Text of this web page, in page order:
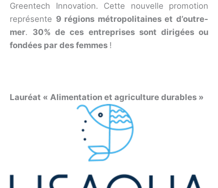
Greentech Innovation. Cette nouvelle promotion
représente 9 régions métropolitaines et d’outre-
mer. 30% de ces entreprises sont dirigées ou
fondées par des femmes !
Lauréat « Alimentation et agriculture durables »